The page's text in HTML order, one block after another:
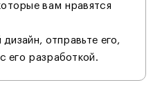
вам нравятся
отправьте его,
его разработкой.